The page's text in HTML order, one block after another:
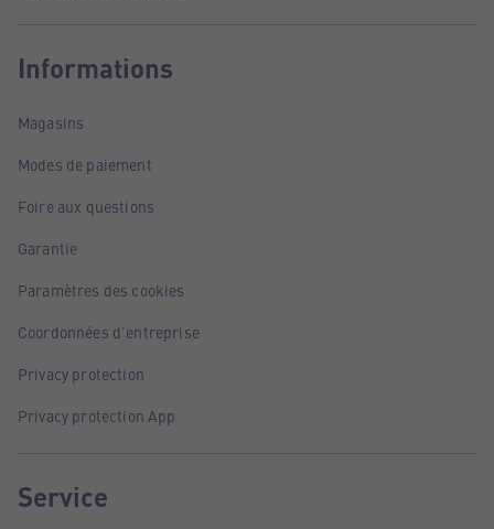
Informations
Magasins
Modes de paiement
Foire aux questions
Garantie
Paramètres des cookies
Coordonnées d'entreprise
Privacy protection
Privacy protection App
Service